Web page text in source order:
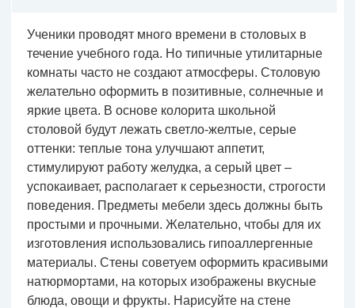
Ученики проводят много времени в столовых в
течение учебного года. Но типичные утилитарные
комнаты часто не создают атмосферы. Столовую
желательно оформить в позитивные, солнечные и
яркие цвета. В основе колорита школьной
столовой будут лежать светло-желтые, серые
оттенки: теплые тона улучшают аппетит,
стимулируют работу желудка, а серый цвет –
успокаивает, располагает к серьезности, строгости
поведения. Предметы мебели здесь должны быть
простыми и прочными. Желательно, чтобы для их
изготовления использовались гипоаллергенные
материалы. Стены советуем оформить красивыми
натюрмортами, на которых изображены вкусные
блюда, овощи и фрукты. Нарисуйте на стене